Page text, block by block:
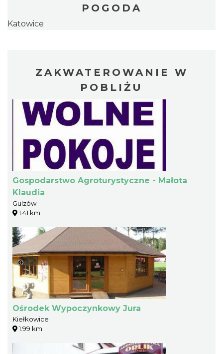
POGODA
Katowice
ZAKWATEROWANIE W
POBLIŻU
Gospodarstwo Agroturystyczne - Małota
Klaudia
Gulzów
1.41 km
Ośrodek Wypoczynkowy Jura
Kiełkowice
1.99 km